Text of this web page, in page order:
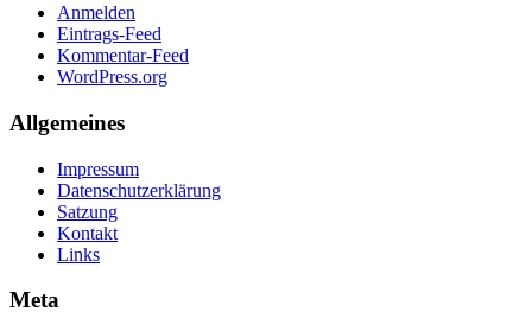
Anmelden
Eintrags-Feed
Kommentar-Feed
WordPress.org
Allgemeines
Impressum
Datenschutz­erklärung
Satzung
Kontakt
Links
Meta